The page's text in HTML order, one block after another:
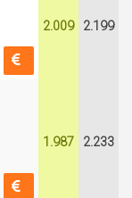
2.009 2.199
1.987 2.233